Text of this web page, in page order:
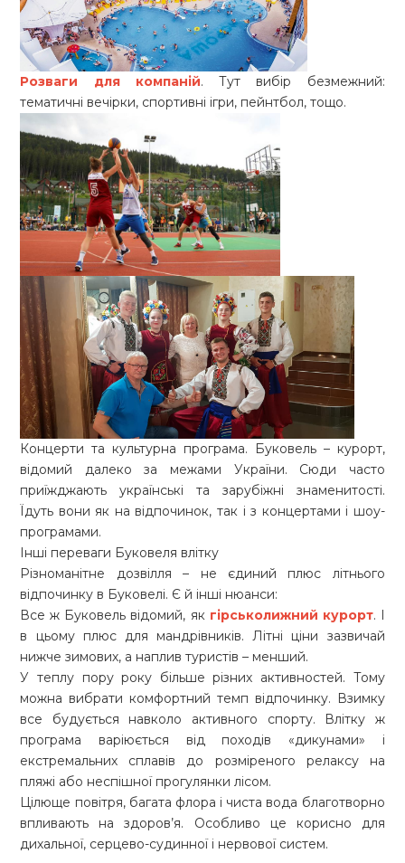
Розваги для компаній. Тут вибір безмежний:
тематичні вечірки, спортивні ігри, пейнтбол, тощо.
Концерти та культурна програма. Буковель – курорт,
відомий далеко за межами України. Сюди часто
приїжджають українські та зарубіжні знаменитості.
Їдуть вони як на відпочинок, так і з концертами і шоу-
програмами.
Інші переваги Буковеля влітку
Різноманітне дозвілля – не єдиний плюс літнього
відпочинку в Буковелі. Є й інші нюанси:
Все ж Буковель відомий, як гірськолижний курорт. І
в цьому плюс для мандрівників. Літні ціни зазвичай
нижче зимових, а наплив туристів – менший.
У теплу пору року більше різних активностей. Тому
можна вибрати комфортний темп відпочинку. Взимку
все будується навколо активного спорту. Влітку ж
програма варіюється від походів «дикунами» і
екстремальних сплавів до розміреного релаксу на
пляжі або неспішної прогулянки лісом.
Цілюще повітря, багата флора і чиста вода благотворно
впливають на здоров’я. Особливо це корисно для
дихальної, серцево-судинної і нервової систем.